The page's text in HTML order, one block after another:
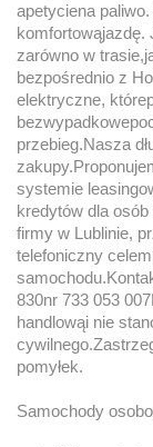
apetyciena
komfortowąjazdę.
zarówno w
bezpośrednio z
elektryczne,
przebieg.Nasza
systemie
kredytów dla
firmy w Lublinie,
telefoniczny
830nr 733 053
handlowąi nie
pomyłek.
Samochody